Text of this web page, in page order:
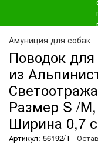
Амуниция для собак
Поводок
из
Размер S /
Ширина 0,7
Артикул: 56192/Т